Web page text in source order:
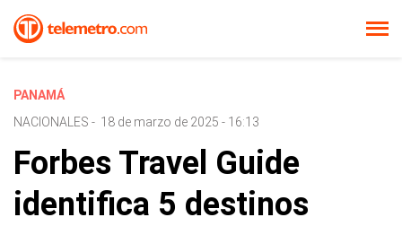
PANAMÁ
NACIONALES - 18 de marzo de 2025 - 16:13
Forbes Travel Guide
identifica 5 destinos